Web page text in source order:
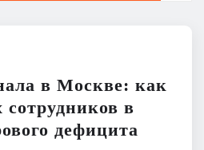
в Москве: как
в
дефицита